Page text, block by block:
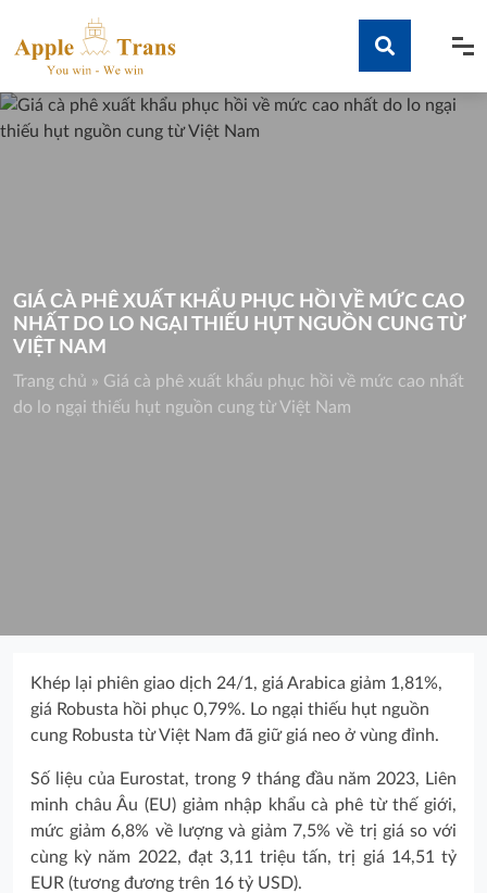
content
Tìm kiếm
GIÁ CÀ PHÊ XUẤT KHẨU PHỤC HỒI VỀ MỨC CAO
NHẤT DO LO NGẠI THIẾU HỤT NGUỒN CUNG TỪ
VIỆT NAM
Trang chủ » Giá cà phê xuất khẩu phục hồi về mức cao nhất
do lo ngại thiếu hụt nguồn cung từ Việt Nam
Khép lại phiên giao dịch 24/1, giá Arabica giảm 1,81%,
giá Robusta hồi phục 0,79%. Lo ngại thiếu hụt nguồn
cung Robusta từ Việt Nam đã giữ giá neo ở vùng đỉnh.
Số liệu của Eurostat, trong 9 tháng đầu năm 2023, Liên
minh châu Âu (EU) giảm nhập khẩu cà phê từ thế giới,
mức giảm 6,8% về lượng và giảm 7,5% về trị giá so với
cùng kỳ năm 2022, đạt 3,11 triệu tấn, trị giá 14,51 tỷ
EUR (tương đương trên 16 tỷ USD).